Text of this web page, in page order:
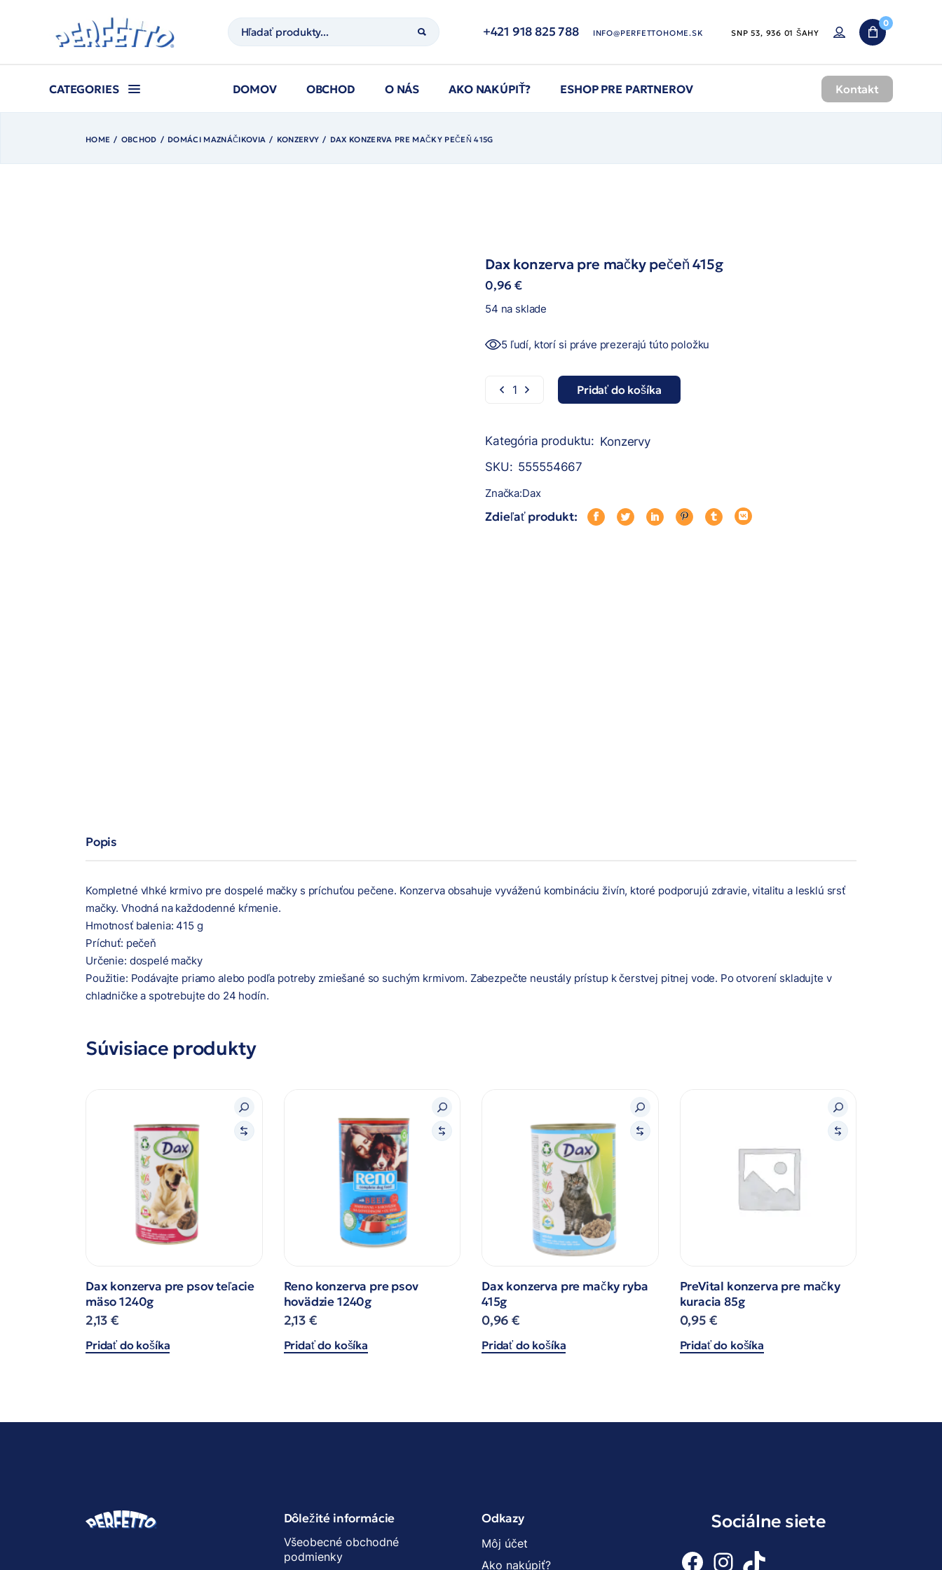
Hľadať
+421 918 825 788 INFO@PERFETTOHOME.SK SNP 53, 936 01 ŠAHY
0
CATEGORIES DOMOV OBCHOD O NÁS AKO NAKÚPIŤ? ESHOP PRE PARTNEROV Kontakt
HOME OBCHOD DOMÁCI MAZNÁČIKOVIA KONZERVY DAX KONZERVA PRE MAČKY PEČEŇ 415G
Dax konzerva pre mačky pečeň 415g
0,96€
54 na sklade
5 ľudí, ktorí si práve prezerajú túto položku
Dax konzerva pre mačky pečeň 415g množstvo
Pridať do košíka
Kategória produktu: Konzervy
SKU: 555554667
Značka:Dax
Zdieľať produkt:
Popis
Kompletné vlhké krmivo pre dospelé mačky s príchuťou pečene. Konzerva obsahuje vyváženú kombináciu živín, ktoré podporujú zdravie, vitalitu a lesklú srsť
mačky. Vhodná na každodenné kŕmenie.
Hmotnosť balenia: 415 g
Príchuť: pečeň
Určenie: dospelé mačky
Použitie: Podávajte priamo alebo podľa potreby zmiešané so suchým krmivom. Zabezpečte neustály prístup k čerstvej pitnej vode. Po otvorení skladujte v
chladničke a spotrebujte do 24 hodín.
Súvisiace produkty
Dax konzerva pre psov teľacie
mäso 1240g
2,13€
Pridať do košíka
Reno konzerva pre psov
hovädzie 1240g
2,13 €
Pridať do košíka
Dax konzerva pre mačky ryba
415g
0,96€
Pridať do košíka
PreVital konzerva pre mačky
kuracia 85g
0,95 €
Pridať do košíka
Dôležité informácie
Všeobecné obchodné
podmienky
Odkazy
Môj účet
Ako nakúpiť?
Sociálne siete